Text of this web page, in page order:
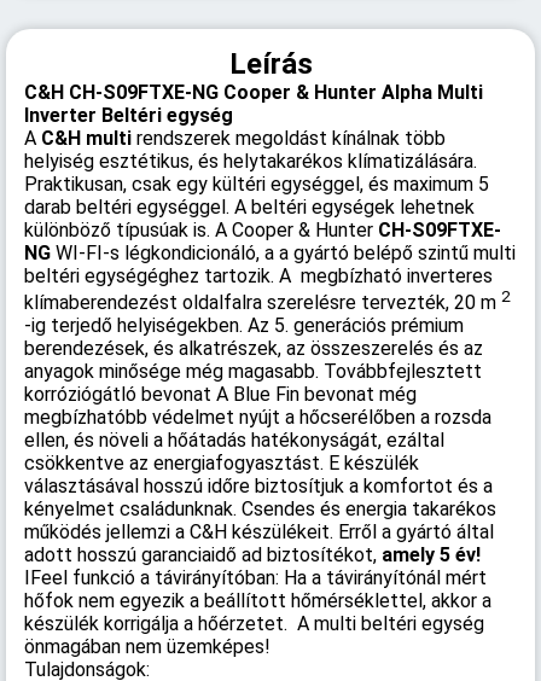
Leírás
C&H CH-S09FTXE-NG Cooper & Hunter Alpha Multi
Inverter Beltéri egység
A C&H multi rendszerek megoldást kínálnak több
helyiség esztétikus, és helytakarékos klímatizálására.
Praktikusan, csak egy kültéri egységgel, és maximum 5
darab beltéri egységgel. A beltéri egységek lehetnek
különböző típusúak is. A Cooper & Hunter CH-S09FTXE-
NG WI-FI-s légkondicionáló, a a gyártó belépő szintű multi
beltéri egységéghez tartozik. A megbízható inverteres
klímaberendezést oldalfalra szerelésre tervezték, 20 m 2
-ig terjedő helyiségekben. Az 5. generációs prémium
berendezések, és alkatrészek, az összeszerelés és az
anyagok minősége még magasabb. Továbbfejlesztett
korróziógátló bevonat A Blue Fin bevonat még
megbízhatóbb védelmet nyújt a hőcserélőben a rozsda
ellen, és növeli a hőátadás hatékonyságát, ezáltal
csökkentve az energiafogyasztást. E készülék
választásával hosszú időre biztosítjuk a komfortot és a
kényelmet családunknak. Csendes és energia takarékos
működés jellemzi a C&H készülékeit. Erről a gyártó által
adott hosszú garanciaidő ad biztosítékot, amely 5 év!
IFeel funkció a távirányítóban: Ha a távirányítónál mért
hőfok nem egyezik a beállított hőmérséklettel, akkor a
készülék korrigálja a hőérzetet. A multi beltéri egység
önmagában nem üzemképes!
Tulajdonságok: